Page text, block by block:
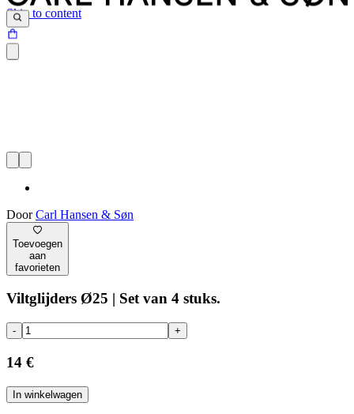
Skip to content
DoorCarl Hansen & Søn
Toevoegen
aan
favorieten
Viltglijders Ø25 | Set van 4 stuks.
- +
14 €
In winkelwagen